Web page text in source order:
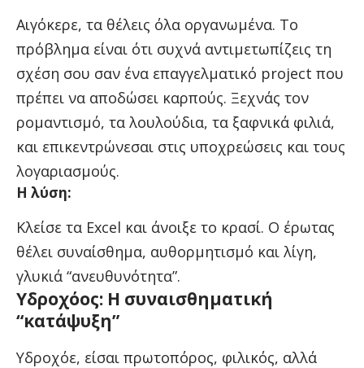
Αιγόκερε, τα θέλεις όλα οργανωμένα. Το
πρόβλημα είναι ότι συχνά αντιμετωπίζεις τη
σχέση σου σαν ένα επαγγελματικό project που
πρέπει να αποδώσει καρπούς. Ξεχνάς τον
ρομαντισμό, τα λουλούδια, τα ξαφνικά φιλιά,
και επικεντρώνεσαι στις υποχρεώσεις και τους
λογαριασμούς.
Η λύση:
Κλείσε τα Excel και άνοιξε το κρασί. Ο έρωτας
θέλει συναίσθημα, αυθορμητισμό και λίγη,
γλυκιά “ανευθυνότητα”.
Υδροχόος: Η συναισθηματική
“κατάψυξη”
Υδροχόε, είσαι πρωτοπόρος, φιλικός, αλλά